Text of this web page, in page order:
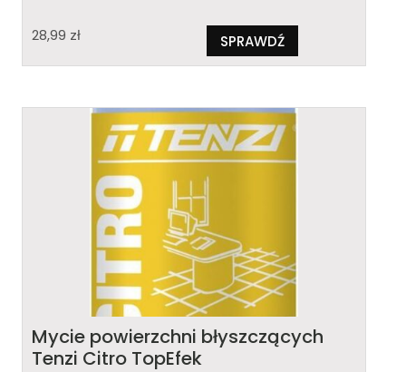
28,99 zł SPRAWDŹ
Mycie powierzchni błyszczących
Tenzi Citro TopEfek